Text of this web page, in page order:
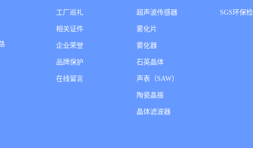
工厂巡礼
相关证件
企业荣誉
品牌保护
在线留言
超声波传感器
雾化片
雾化器
石英晶体
声表（SAW）
陶瓷晶振
晶体滤波器
SGS环保